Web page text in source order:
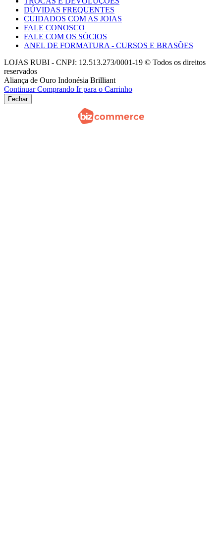
DÚVIDAS FREQUENTES
CUIDADOS COM AS JOIAS
FALE CONOSCO
FALE COM OS SÓCIOS
ANEL DE FORMATURA - CURSOS E BRASÕES
LOJAS RUBI - CNPJ: 12.513.273/0001-19 © Todos os direitos
reservados
Aliança de Ouro Indonésia Brilliant
Continuar Comprando Ir para o Carrinho
Fechar